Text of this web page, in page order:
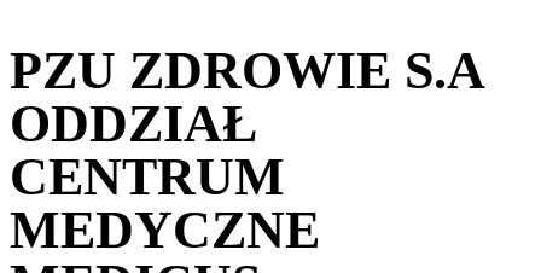
PZU ZDROWIE S.A
ODDZIAŁ
CENTRUM
MEDYCZNE